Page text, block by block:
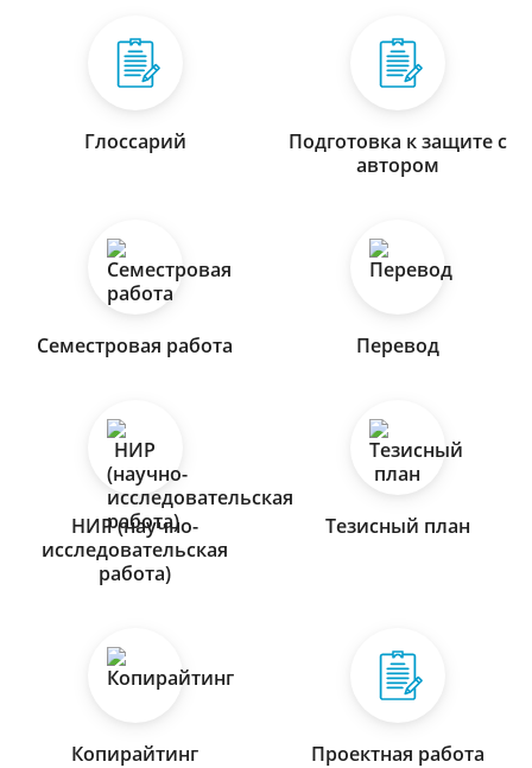
Глоссарий
Подготовка к защите с
автором
Семестровая работа Перевод
НИР (научно-
исследовательская
работа)
Тезисный план
Копирайтинг Проектная работа